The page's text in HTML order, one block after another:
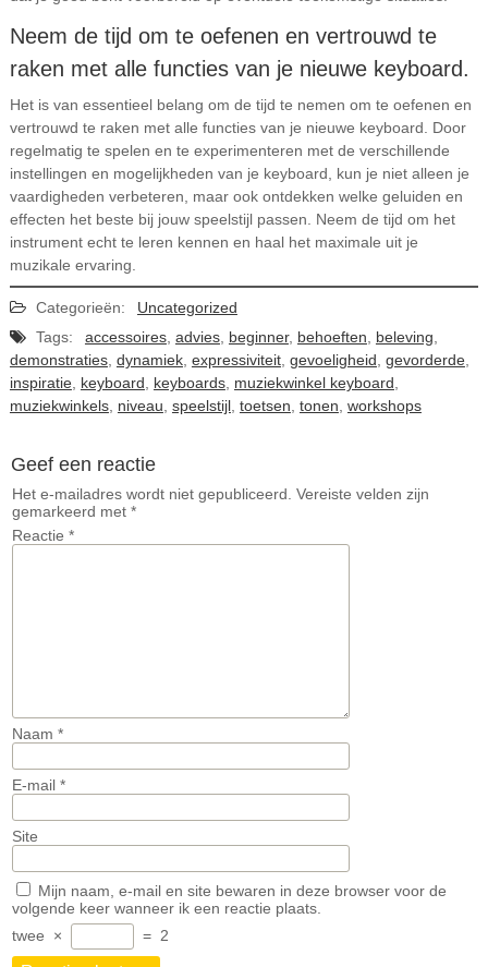
Neem de tijd om te oefenen en vertrouwd te
raken met alle functies van je nieuwe keyboard.
Het is van essentieel belang om de tijd te nemen om te oefenen en
vertrouwd te raken met alle functies van je nieuwe keyboard. Door
regelmatig te spelen en te experimenteren met de verschillende
instellingen en mogelijkheden van je keyboard, kun je niet alleen je
vaardigheden verbeteren, maar ook ontdekken welke geluiden en
effecten het beste bij jouw speelstijl passen. Neem de tijd om het
instrument echt te leren kennen en haal het maximale uit je
muzikale ervaring.
Categorieën:
Uncategorized
Tags:
accessoires, advies, beginner, behoeften beleving
demonstraties, dynamiek, expressiviteit, gevoeligheid gevorderde,
inspiratie, keyboard keyboards, muziekwinkel keyboard
muziekwinkels, niveau speelstijl, toetsen tonen workshops
Geef een reactie
Het e-mailadres wordt niet gepubliceerd. Vereiste velden zijn
gemarkeerd met *
Reactie *
Naam *
E-mail *
Site
Mijn naam, e-mail en site bewaren in deze browser voor de
volgende keer wanneer ik een reactie plaats.
twee
× = 2